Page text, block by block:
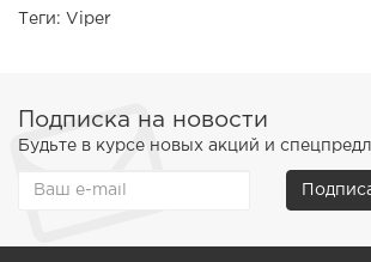
Теги: Viper
Подписка на новости
Будьте в курсе новых акций и